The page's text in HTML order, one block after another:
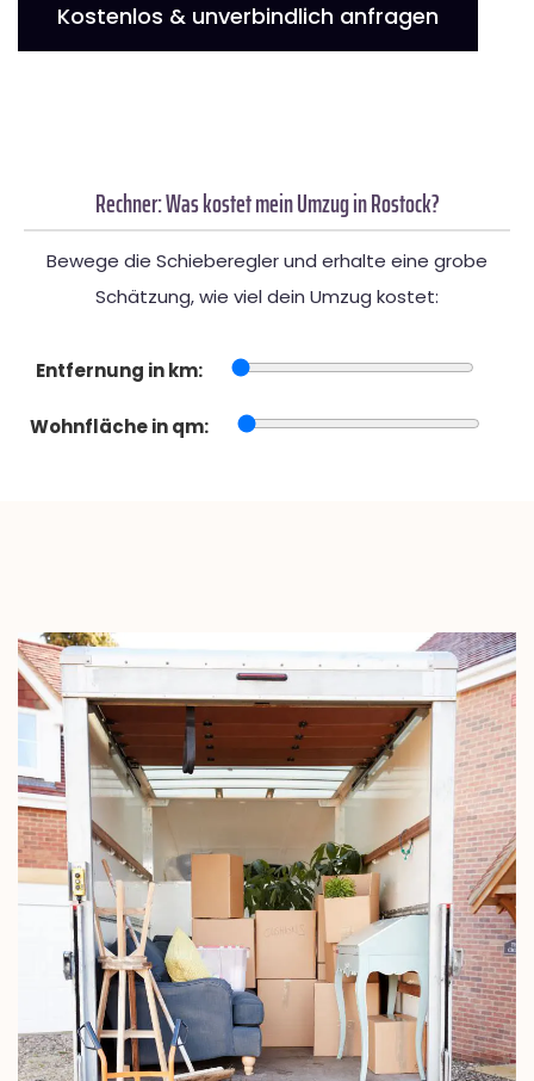
Kostenlos & unverbindlich anfragen
Rechner: Was kostet mein Umzug in Rostock?
Bewege die Schieberegler und erhalte eine grobe
Schätzung, wie viel dein Umzug kostet:
Entfernung in km:
Wohnfläche in qm: